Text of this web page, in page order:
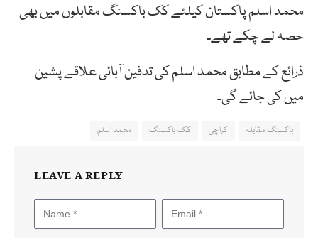
محمداسلمپاکستانکیلئےککباکسنگمقابلوںمیںبھی
حصہلےچکےتھے۔
ذرائع کے مطابق محمد اسلم کی تدفین آبائی علاقے پشین
میں کی جائے گی۔
باکسنگ مقابلہ کراچی کک باکسنگ محمد اسلم
LEAVE A REPLY